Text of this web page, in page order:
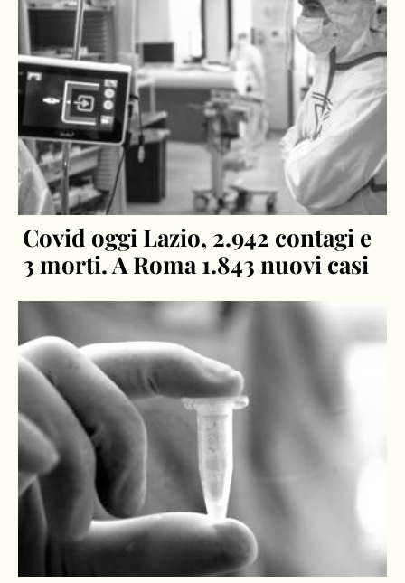
Covid oggi Lazio, 2.942 contagi e
3 morti. A Roma 1.843 nuovi casi